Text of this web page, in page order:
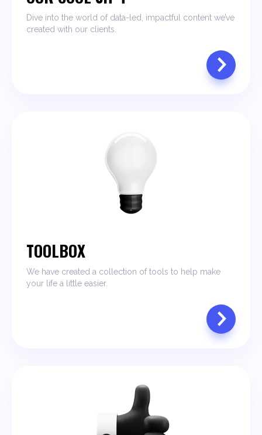
Dive into the world of data-led, impactful content we’ve
created with our clients.
TOOLBOX
We have created a collection of tools to help make
your life a little easier.